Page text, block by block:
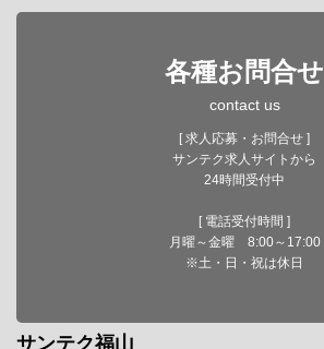
各種お問合せ
contact us
[ 求人応募・お問合せ ]
サンテク求人サイトから
24時間受付中
[ 電話受付時間 ]
月曜～金曜 8:00～17:00
※土・日・祝は休日
サンテク福山